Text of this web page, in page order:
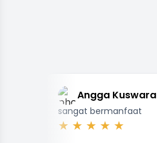
Angga Kuswara
sangat bermanfaat
★ ★ ★ ★ ★